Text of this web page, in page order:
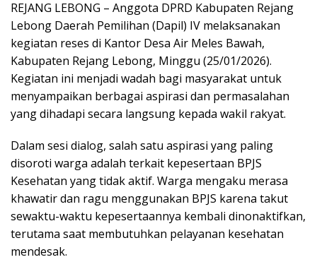
REJANG LEBONG – Anggota DPRD Kabupaten Rejang
Lebong Daerah Pemilihan (Dapil) IV melaksanakan
kegiatan reses di Kantor Desa Air Meles Bawah,
Kabupaten Rejang Lebong, Minggu (25/01/2026).
Kegiatan ini menjadi wadah bagi masyarakat untuk
menyampaikan berbagai aspirasi dan permasalahan
yang dihadapi secara langsung kepada wakil rakyat.
Dalam sesi dialog, salah satu aspirasi yang paling
disoroti warga adalah terkait kepesertaan BPJS
Kesehatan yang tidak aktif. Warga mengaku merasa
khawatir dan ragu menggunakan BPJS karena takut
sewaktu-waktu kepesertaannya kembali dinonaktifkan,
terutama saat membutuhkan pelayanan kesehatan
mendesak.